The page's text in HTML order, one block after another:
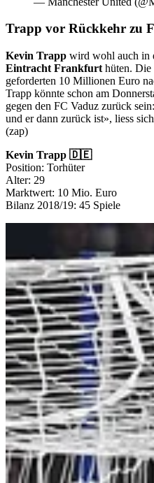
Trapp vor Rückkehr zu
Kevin Trapp wird wohl auch in
Eintracht Frankfurt hüten. Die
geforderten 10 Millionen Euro
Trapp könnte schon am
gegen den FC Vaduz zurück
und er dann zurück ist», liess
(zap)
Kevin Trapp 🇩🇪
Position: Torhüter
Alter: 29
Marktwert: 10 Mio. Euro
Bilanz 2018/19: 45 Spiele